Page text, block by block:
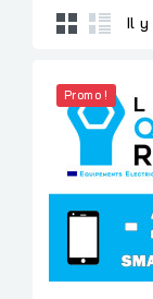
Il y
Promo !